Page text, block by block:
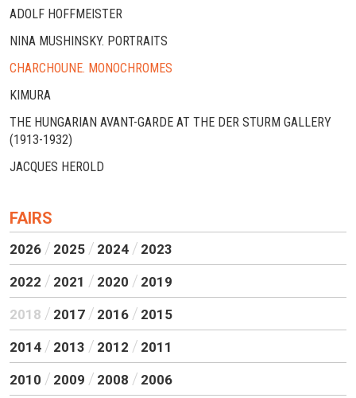
ADOLF HOFFMEISTER
NINA MUSHINSKY. PORTRAITS
CHARCHOUNE. MONOCHROMES
KIMURA
THE HUNGARIAN AVANT-GARDE AT THE DER STURM GALLERY
(1913-1932)
JACQUES HEROLD
FAIRS
2026 2025 2024 2023
2022 2021 2020 2019
2018 2017 2016 2015
2014 2013 2012 2011
2010 2009 2008 2006